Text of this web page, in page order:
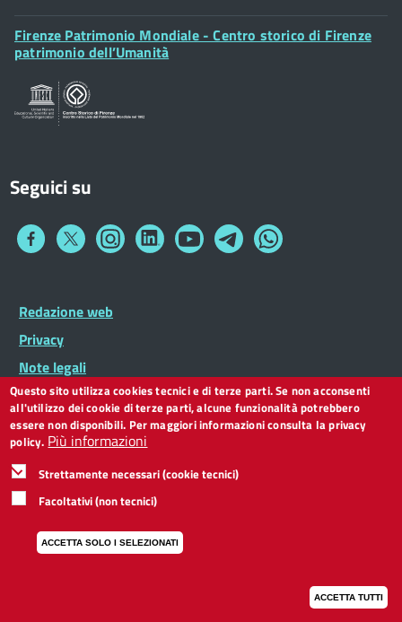
Posta Elettronica Certificata
Footer
Widget
Firenze Patrimonio Mondiale - Centro storico di Firenze
patrimonio dell’Umanità
Seguici su
Collegamento
Collegamento
a
Collegamento
a
Collegamento
a
Collegamento
a
Collegamento
a
Collegamento
a
Footer
Widget
Footer
menu
Redazione web
Privacy
Note legali
Dichiarazione di accessibilità
CC BY 3.0 IT
Questo sito utilizza cookies tecnici e di terze parti. Se non acconsenti
all'utilizzo dei cookie di terze parti, alcune funzionalità potrebbero
essere non disponibili. Per maggiori informazioni consulta la privacy
policy. Più informazioni
Strettamente necessari (cookie tecnici)
Facoltativi (non tecnici)
ACCETTA SOLO I SELEZIONATI
ACCETTA TUTTI